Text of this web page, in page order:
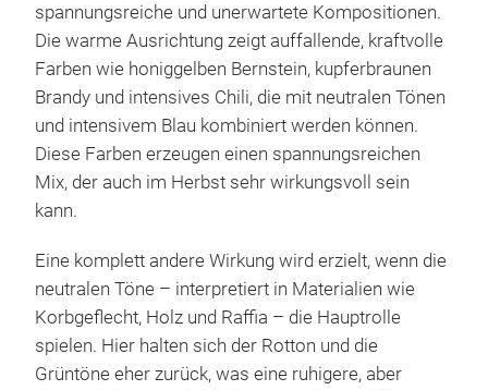
spannungsreiche und unerwartete Kompositionen.
Die warme Ausrichtung zeigt auffallende, kraftvolle
Farben wie honiggelben Bernstein, kupferbraunen
Brandy und intensives Chili, die mit neutralen Tönen
und intensivem Blau kombiniert werden können.
Diese Farben erzeugen einen spannungsreichen
Mix, der auch im Herbst sehr wirkungsvoll sein
kann.
Eine komplett andere Wirkung wird erzielt, wenn die
neutralen Töne – interpretiert in Materialien wie
Korbgeflecht, Holz und Raffia – die Hauptrolle
spielen. Hier halten sich der Rotton und die
Grüntöne eher zurück, was eine ruhigere, aber